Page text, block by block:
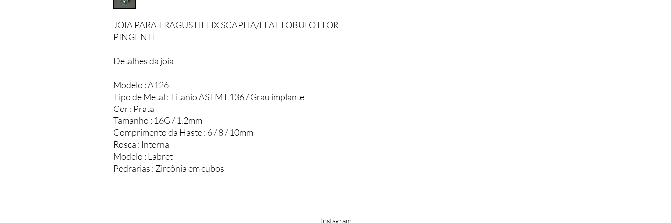
JOIA PARA TRAGUS HELIX SCAPHA/FLAT LOBULO FLOR
PINGENTE
Detalhes da joia
Modelo : A126
Tipo de Metal : Titanio ASTM F136 / Grau implante
Cor : Prata
Tamanho : 16G / 1,2mm
Comprimento da Haste : 6 / 8 / 10mm
Rosca : Interna
Modelo : Labret
Pedrarias : Zircônia em cubos
Instagram